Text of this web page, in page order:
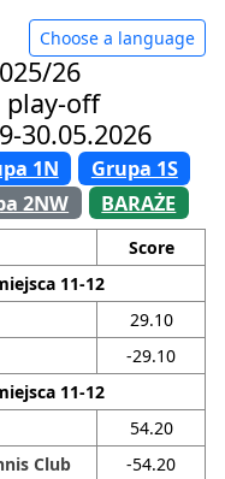
Choose a language
26
play-off
30.05.2026
1N
Grupa 1S
2NW BARAŻE
Score
11-12
29.10
-29.10
11-12
54.20
Club
-54.20